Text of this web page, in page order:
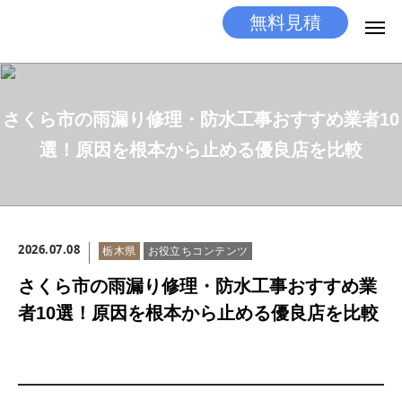
無料見積
さくら市の雨漏り修理・防水工事おすすめ業者10
選！原因を根本から止める優良店を比較
2026.07.08 栃木県 お役立ちコンテンツ
さくら市の雨漏り修理・防水工事おすすめ業
者10選！原因を根本から止める優良店を比較
LINEする 電話する
施工メニュー
工事の流れ
施工実績
店舗